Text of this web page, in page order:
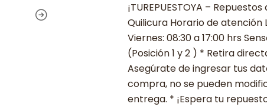
¡TUREPUESTOYA –
Quilicura Horario de atención
Viernes: 08:30 a 17:00 hrs
(Posición 1 y 2 ) * Retira
Asegúrate de ingresar tus
compra, no se pueden
entrega. * ¡Espera tu